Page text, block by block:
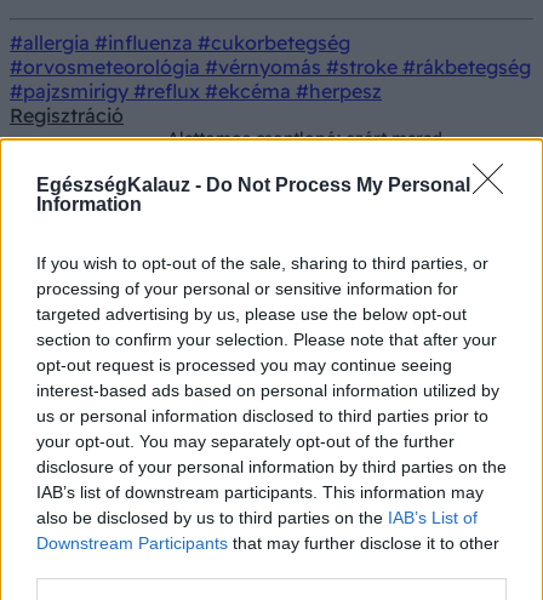
EgészségKalauz - Do Not Process My Personal
Information
If you wish to opt-out of the sale, sharing to third parties, or
processing of your personal or sensitive information for
targeted advertising by us, please use the below opt-out
section to confirm your selection. Please note that after your
opt-out request is processed you may continue seeing
interest-based ads based on personal information utilized by
us or personal information disclosed to third parties prior to
your opt-out. You may separately opt-out of the further
disclosure of your personal information by third parties on the
IAB’s list of downstream participants. This information may
also be disclosed by us to third parties on the IAB’s List of
Downstream Participants that may further disclose it to other
#allergia #influenza #cukorbetegség
#orvosmeteorológia #vérnyomás #stroke #rákbetegség
#pajzsmirigy #reflux #ekcéma #herpesz
Regisztráció
Alattomos csontlopó: ezért marad
többsége
kezeletlen a csontritkulással élők
többsége